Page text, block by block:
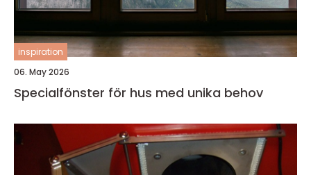
inspiration
06. May 2026
Specialfönster för hus med unika behov